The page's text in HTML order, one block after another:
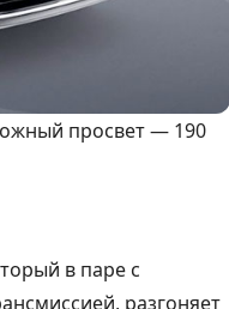
просвет — 190
в паре с
разгоняет